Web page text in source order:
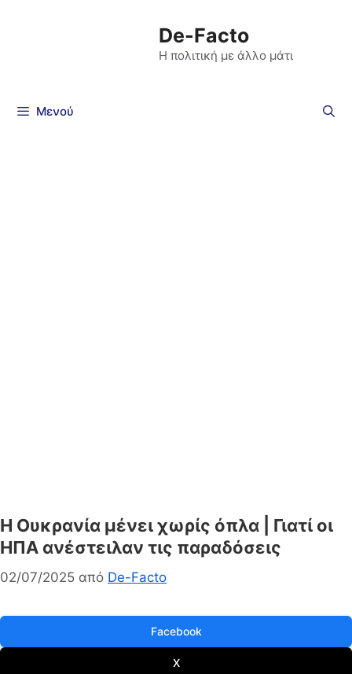
De-Facto
Η πολιτική με άλλο μάτι
Μενού
Η Ουκρανία μένει χωρίς όπλα | Γιατί οι
ΗΠΑ ανέστειλαν τις παραδόσεις
02/07/2025 από De-Facto
Facebook
X